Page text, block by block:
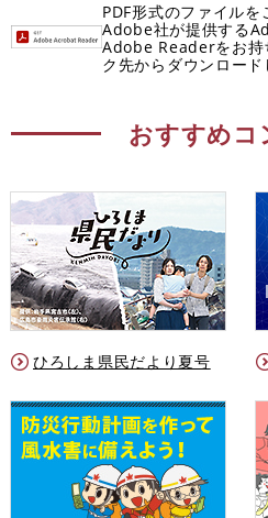
PDF形式のファイルを
Adobe社が提供する
Adobe Readerをお持
ク先からダウンロード
おすすめコ
ひろしま県民だより夏号